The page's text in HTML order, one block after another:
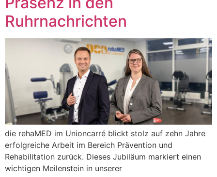
Ruhrnachrichten
die rehaMED im Unioncarré blickt stolz auf zehn Jahre
erfolgreiche Arbeit im Bereich Prävention und
Rehabilitation zurück. Dieses Jubiläum markiert einen
wichtigen Meilenstein in unserer